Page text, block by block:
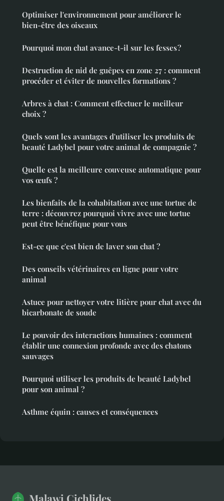
Optimiser l'environnement pour améliorer le
bien-être des oiseaux
Pourquoi mon chat avance-t-il sur les fesses ?
Destruction de nid de guêpes en zone 27 : comment
procéder et éviter de nouvelles formations ?
Arbres à chat : Comment effectuer le meilleur
choix ?
Quels sont les avantages d'utiliser les produits de
beauté Ladybel pour votre animal de compagnie ?
Quelle est la meilleure couveuse automatique pour
vos œufs ?
Les bienfaits de la cohabitation avec une tortue de
terre : découvrez pourquoi vivre avec une tortue
peut être bénéfique pour vous
Est-ce que c'est bien de laver son chat ?
Des conseils vétérinaires en ligne pour votre
animal
Astuce pour nettoyer votre litière pour chat avec du
bicarbonate de soude
Le pouvoir des interactions humaines : comment
établir une connexion profonde avec des chatons
sauvages
Pourquoi utiliser les produits de beauté Ladybel
pour son animal ?
Asthme équin : causes et conséquences
Malawi Cichlides